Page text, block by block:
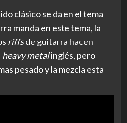
clásico se da en el tema
manda en este tema, la
riffsde guitarra hacen
heavy metalinglés, pero
pesado y la mezcla esta